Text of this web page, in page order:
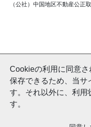
Cookieの利用に同意
保存できるため、当サ
す。それ以外に、利用
す。
（公社）中国地区不動産公正
©
and Nishinihon